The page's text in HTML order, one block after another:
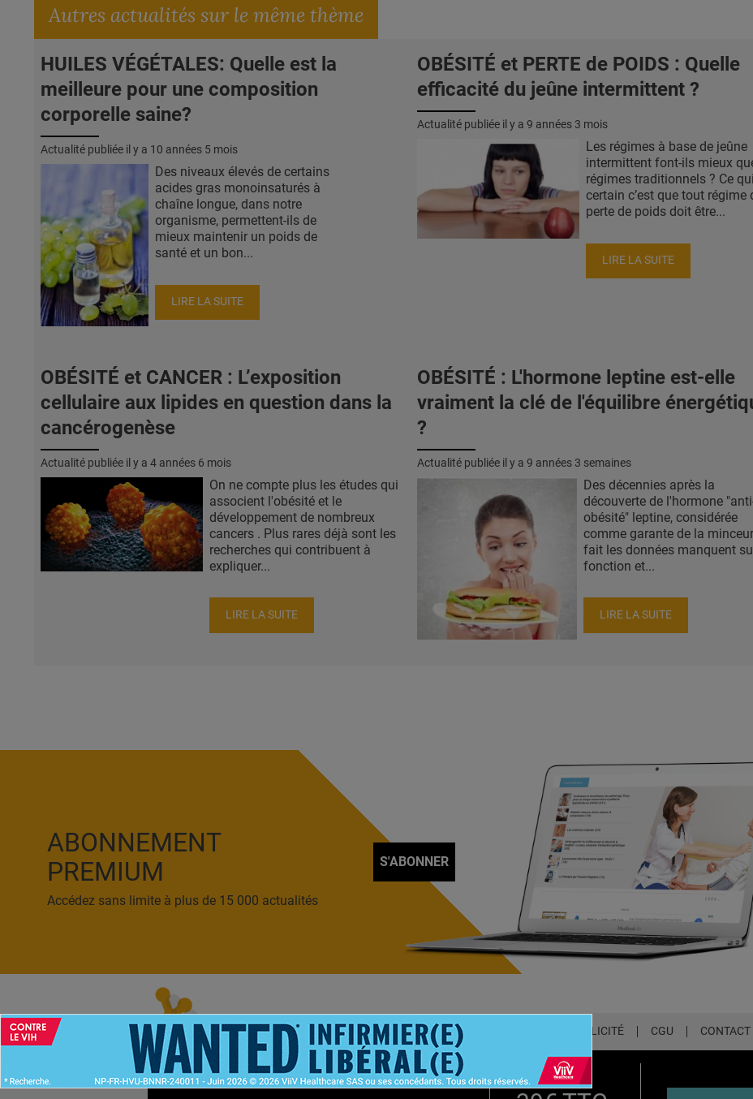
Autres actualités sur le même thème
HUILES VÉGÉTALES: Quelle est la
meilleure pour une composition
corporelle saine?
Actualité publiée il y a 10 années 5 mois
Des niveaux élevés de certains
acides gras monoinsaturés à
chaîne longue, dans notre
organisme, permettent-ils de
mieux maintenir un poids de
santé et un bon...
LIRE LA SUITE
OBÉSITÉ et PERTE de POIDS : Quelle
efficacité du jeûne intermittent ?
Actualité publiée il y a 9 années 3 mois
Les régimes à base de jeûne
intermittent font-ils mieux
régimes traditionnels ? Ce
certain c’est que tout régime
perte de poids doit être...
LIRE LA SUITE
OBÉSITÉ et CANCER : L’exposition
cellulaire aux lipides en question dans la
cancérogenèse
Actualité publiée il y a 4 années 6 mois
On ne compte plus les études qui
associent l'obésité et le
développement de nombreux
cancers . Plus rares déjà sont les
recherches qui contribuent à
expliquer...
LIRE LA SUITE
OBÉSITÉ : L'hormone leptine est-elle
vraiment la clé de l'équilibre
?
Actualité publiée il y a 9 années 3 semaines
Des décennies après la
découverte de l'hormone
obésité" leptine, considérée
comme garante de la
fait les données manquent
fonction et...
LIRE LA SUITE
ABONNEMENT
PREMIUM
Accédez sans limite à plus de 15 000 actualités
S'ABONNER
ACCUEIL NEWSLETTER QUI SOMMES-NOUS ? PUBLICITÉ CGU CONTACT
ABONNEMENT PREMIUM